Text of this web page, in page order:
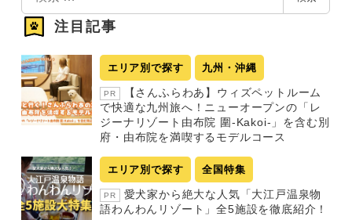
索
注目記事
エリア別で探す 九州・沖縄
PR
【さんふらわあ】ウィズペットルーム
で快適な九州旅へ！ニューオープンの「レ
ジーナリゾート由布院 圍-Kakoi-」を含む別
府・由布院を満喫するモデルコース
エリア別で探す 全国特集
PR
愛犬家から絶大な人気「大江戸温泉物
語わんわんリゾート」全5施設を徹底紹介！